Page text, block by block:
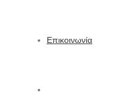
Επικοινωνία